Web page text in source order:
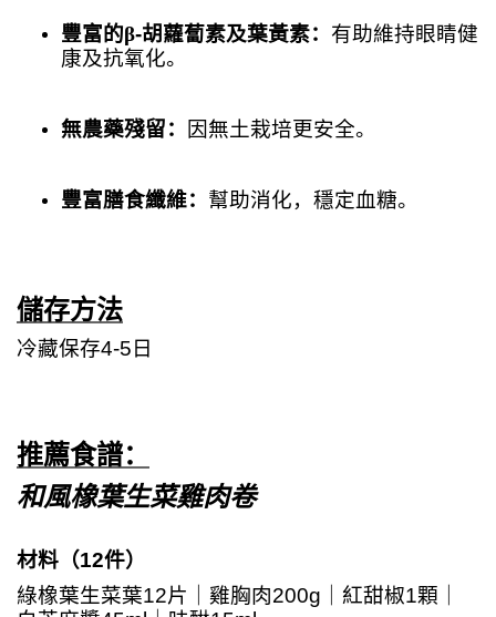
豐富的β-胡蘿蔔素及葉黃素： 有助維持眼睛健
康及抗氧化。
無農藥殘留： 因無土栽培更安全。
豐富膳食纖維： 幫助消化，穩定血糖。
儲存方法
冷藏保存4-5 日
推薦食譜：
和風橡葉生菜雞肉卷
材料（12件）
綠橡葉生菜葉12片｜雞胸肉200g ｜紅甜椒1顆｜